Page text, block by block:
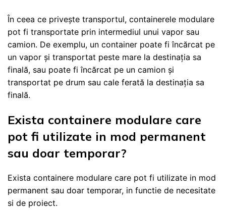
În ceea ce privește transportul, containerele modulare
pot fi transportate prin intermediul unui vapor sau
camion. De exemplu, un container poate fi încărcat pe
un vapor și transportat peste mare la destinația sa
finală, sau poate fi încărcat pe un camion și
transportat pe drum sau cale ferată la destinația sa
finală.
Exista containere modulare care
pot fi utilizate in mod permanent
sau doar temporar?
Exista containere modulare care pot fi utilizate in mod
permanent sau doar temporar, in functie de necesitate
si de proiect.